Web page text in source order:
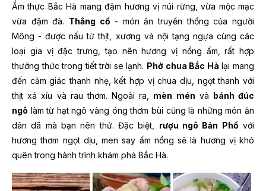
Ẩm thực Bắc Hà mang đậm hương vị núi rừng, vừa mộc mạc
vừa đậm đà. Thắng cố - món ăn truyền thống của người
Mông - được nấu từ thịt, xương và nội tạng ngựa cùng các
loại gia vị đặc trưng, tạo nên hương vị nồng ấm, rất hợp
thưởng thức trong tiết trời se lạnh. Phở chua Bắc Hà lại mang
đến cảm giác thanh nhẹ, kết hợp vị chua dịu, ngọt thanh với
thịt xá xíu và rau thơm. Ngoài ra, mèn mén và bánh đúc
ngô làm từ hạt ngô vàng óng thơm bùi cũng là những món ăn
dân dã mà bạn nên thử. Đặc biệt, rượu ngô Bản Phố với
hương thơm ngọt dịu, men say ấm nồng sẽ là hương vị khó
quên trong hành trình khám phá Bắc Hà.